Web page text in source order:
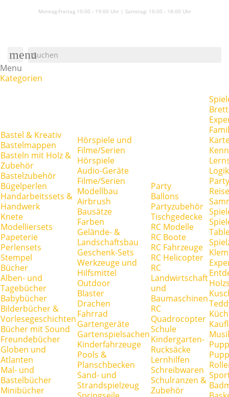
Montag-Freitag 10:00 - 19:00 Uhr | Samstag: 10:00 - 18:00 Uhr
menu
Menu
Kategorien
Bastel & Kreativ
Bastelmappen
Basteln mit Holz &
Zubehör
Bastelzubehör
Bügelperlen
Handarbeitssets &
Handwerk
Knete
Modelliersets
Papeterie
Perlensets
Stempel
Bücher
Alben- und
Tagebücher
Babybücher
Bilderbücher &
Vorlesegeschichten
Bücher mit Sound
Freundebücher
Globen und
Atlanten
Mal- und
Bastelbücher
Minibücher
Hörspiele und
Filme/Serien
Hörspiele
Audio-Geräte
Filme/Serien
Modellbau
Airbrush
Bausätze
Farben
Gelände- &
Landschaftsbau
Geschenk-Sets
Werkzeuge und
Hilfsmittel
Outdoor
Blaster
Drachen
Fahrrad
Gartengeräte
Gartenspielsachen
Kinderfahrzeuge
Pools &
Planschbecken
Sand- und
Strandspielzeug
Party
Ballons
Partyzubehör
Tischgedecke
RC Modelle
RC Boote
RC Fahrzeuge
RC Helicopter
RC
Landwirtschaft
und
Baumaschinen
RC
Quadrocopter
Schule
Kindergarten-
Rucksäcke
Lernhilfen
Schreibwaren
Schulranzen &
Zubehör